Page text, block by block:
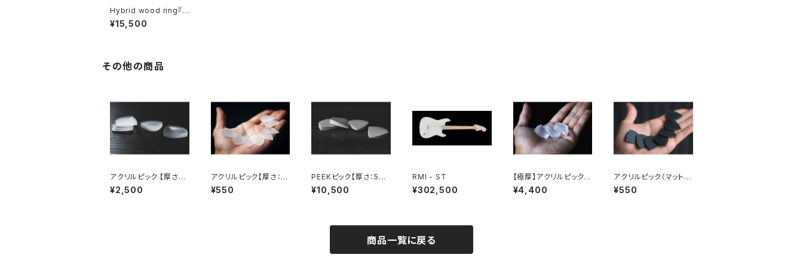
Hybrid wood ring『N
ebula』【送料無料】ハ
イブリッドウッドリング
¥15,500
その他の商品
アクリルピック 【厚さ：5
mm】
¥2,500
アクリルピック【厚さ：2
mm】
¥550
PEEKピック【厚さ：5m
m】
¥10,500
RMI - ST
¥302,500
【極厚】アクリルピック
【厚さ：10mm】
¥4,400
アクリルピック（マットブ
ラック）【厚さ：2mm】
¥550
商品一覧に戻る